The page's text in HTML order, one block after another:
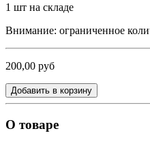
1 шт на складе
Внимание: ограниченное
200,00 руб
Добавить в корзину
О товаре